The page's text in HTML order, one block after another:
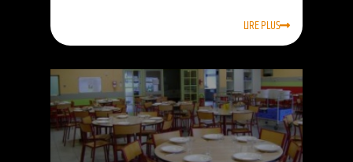
LIRE PLUS